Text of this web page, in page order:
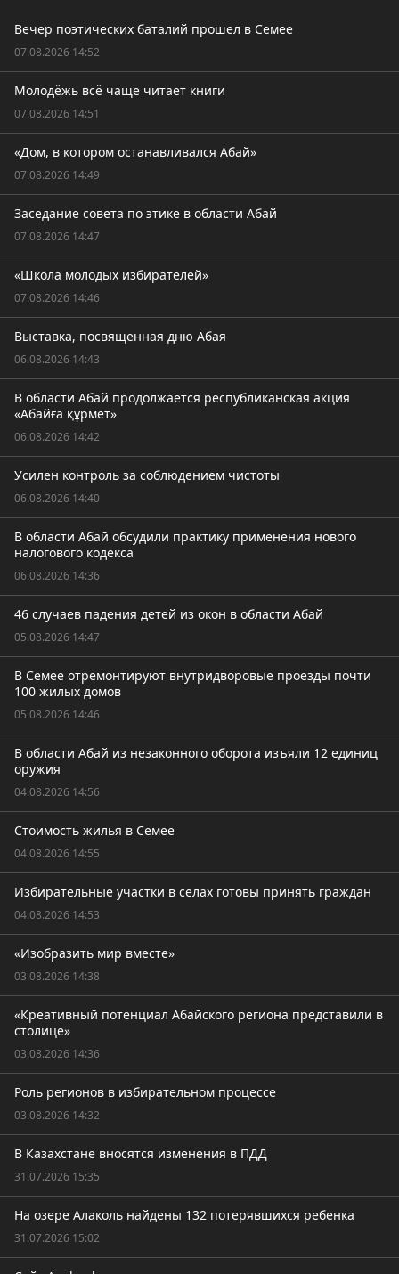
Вечер поэтических баталий прошел в Семее
07.08.2026 14:52
Молодёжь всё чаще читает книги
07.08.2026 14:51
«Дом, в котором останавливался Абай»
07.08.2026 14:49
Заседание совета по этике в области Абай
07.08.2026 14:47
«Школа молодых избирателей»
07.08.2026 14:46
Выставка, посвященная дню Абая
06.08.2026 14:43
В области Абай продолжается республиканская акция
«Абайға құрмет»
06.08.2026 14:42
Усилен контроль за соблюдением чистоты
06.08.2026 14:40
В области Абай обсудили практику применения нового
налогового кодекса
06.08.2026 14:36
46 случаев падения детей из окон в области Абай
05.08.2026 14:47
В Семее отремонтируют внутридворовые проезды почти
100 жилых домов
05.08.2026 14:46
В области Абай из незаконного оборота изъяли 12 единиц
оружия
04.08.2026 14:56
Стоимость жилья в Семее
04.08.2026 14:55
Избирательные участки в селах готовы принять граждан
04.08.2026 14:53
«Изобразить мир вместе»
03.08.2026 14:38
«Креативный потенциал Абайского региона представили в
столице»
03.08.2026 14:36
Роль регионов в избирательном процессе
03.08.2026 14:32
В Казахстане вносятся изменения в ПДД
31.07.2026 15:35
На озере Алаколь найдены 132 потерявшихся ребенка
31.07.2026 15:02